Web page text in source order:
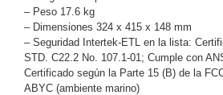
-
PinholePTZVideograbadoras
Analógicas
- TurboHD
TVI / AHD
– Peso 17.6 kg
– Dimensiones 324 x 415 x 148 mm
– Seguridad Intertek-ETL en la lista:
STD. C22.2 No. 107.1-01; Cumple con
Certificado según la Parte 15 (B) de la
ABYC (ambiente marino)